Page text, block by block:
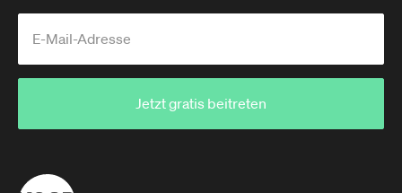
Jetzt gratis beitreten